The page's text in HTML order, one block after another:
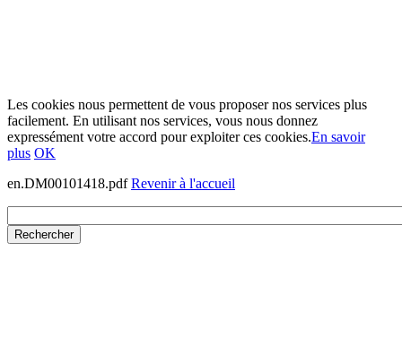
Les cookies nous permettent de vous proposer nos services plus
facilement. En utilisant nos services, vous nous donnez
expressément votre accord pour exploiter ces cookies.En savoir
plus OK
en.DM00101418.pdfRevenir à l'accueil